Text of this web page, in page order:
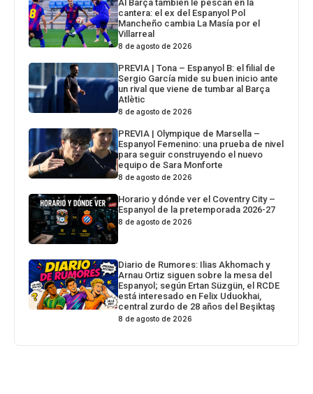
Al Barça también le pescan en la
cantera: el ex del Espanyol Pol
Mancheño cambia La Masía por el
Villarreal
8 de agosto de 2026
PREVIA | Tona – Espanyol B: el filial de
Sergio García mide su buen inicio ante
un rival que viene de tumbar al Barça
Atlètic
8 de agosto de 2026
PREVIA | Olympique de Marsella –
Espanyol Femenino: una prueba de nivel
para seguir construyendo el nuevo
equipo de Sara Monforte
8 de agosto de 2026
Horario y dónde ver el Coventry City –
Espanyol de la pretemporada 2026-27
8 de agosto de 2026
Diario de Rumores: Ilias Akhomach y
Arnau Ortiz siguen sobre la mesa del
Espanyol; según Ertan Süzgün, el RCDE
está interesado en Felix Uduokhai,
central zurdo de 28 años del Beşiktaş
8 de agosto de 2026